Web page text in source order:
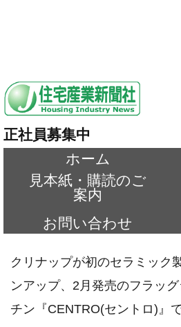
正社員募集中
ホーム
見本紙・購読のご
案内
お問い合わせ
クリナップが初のセラミック
ンアップ、2月発売のフラッ
チン『CENTRO(セントロ)』